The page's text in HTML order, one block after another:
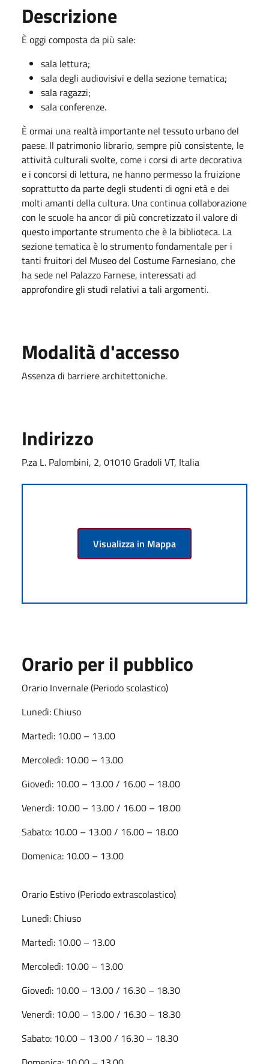
Descrizione
È oggi composta da più sale:
sala lettura;
sala degli audiovisivi e della sezione tematica;
sala ragazzi;
sala conferenze.
È ormai una realtà importante nel tessuto urbano del
paese. Il patrimonio librario, sempre più consistente, le
attività culturali svolte, come i corsi di arte decorativa
e i concorsi di lettura, ne hanno permesso la fruizione
soprattutto da parte degli studenti di ogni età e dei
molti amanti della cultura. Una continua collaborazione
con le scuole ha ancor di più concretizzato il valore di
questo importante strumento che è la biblioteca. La
sezione tematica è lo strumento fondamentale per i
tanti fruitori del Museo del Costume Farnesiano, che
ha sede nel Palazzo Farnese, interessati ad
approfondire gli studi relativi a tali argomenti.
Modalità d'accesso
Assenza di barriere architettoniche.
Indirizzo
P.za L. Palombini, 2, 01010 Gradoli VT, Italia
Visualizza in Mappa
Orario per il pubblico
Orario Invernale (Periodo scolastico)
Lunedì: Chiuso
Martedì: 10.00 – 13.00
Mercoledì: 10.00 – 13.00
Giovedì: 10.00 – 13.00 / 16.00 – 18.00
Venerdì: 10.00 – 13.00 / 16.00 – 18.00
Sabato: 10.00 – 13.00 / 16.00 – 18.00
Domenica: 10.00 – 13.00
Orario Estivo (Periodo extrascolastico)
Lunedì: Chiuso
Martedì: 10.00 – 13.00
Mercoledì: 10.00 – 13.00
Giovedì: 10.00 – 13.00 / 16.30 – 18.30
Venerdì: 10.00 – 13.00 / 16.30 – 18.30
Sabato: 10.00 – 13.00 / 16.30 – 18.30